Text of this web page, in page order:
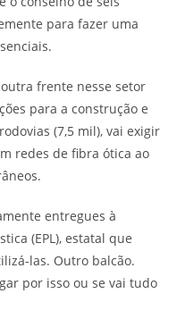
para fazer uma
frente nesse setor
para a construção e
(7,5 mil), vai exigir
redes de fibra ótica ao
entregues à
(EPL), estatal que
las. Outro balcão.
por isso ou se vai tudo